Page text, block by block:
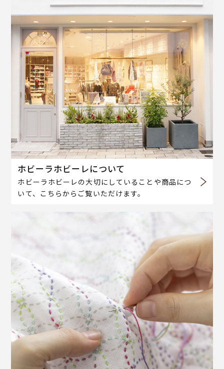
ホビーラホビーレについて
ホビーラホビーレの大切にしていることや商品につ
いて、こちらからご覧いただけます。